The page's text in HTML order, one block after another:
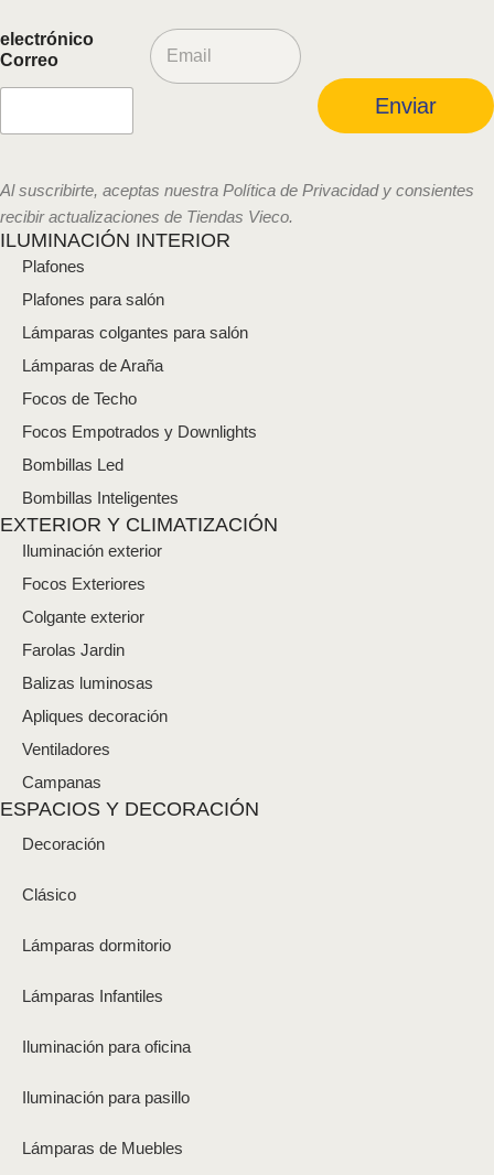
electrónico
Correo
C
o
l
c
t
ó
n
i
o
Enviar
Al suscribirte, aceptas nuestra Política de Privacidad y consientes
recibir actualizaciones de Tiendas Vieco.
ILUMINACIÓN INTERIOR
Plafones
Plafones para salón
Lámparas colgantes para salón
Lámparas de Araña
Focos de Techo
Focos Empotrados y Downlights
Bombillas Led
Bombillas Inteligentes
EXTERIOR Y CLIMATIZACIÓN
Iluminación exterior
Focos Exteriores
Colgante exterior
Farolas Jardin
Balizas luminosas
Apliques decoración
Ventiladores
Campanas
ESPACIOS Y DECORACIÓN
Decoración
Clásico
Lámparas dormitorio
Lámparas Infantiles
Iluminación para oficina
Iluminación para pasillo
Lámparas de Muebles